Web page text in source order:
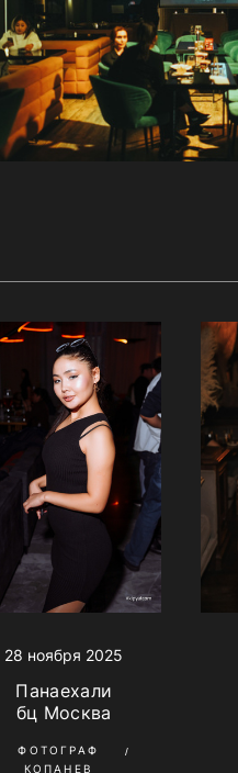
28 ноября 2025
Панаехали
бц Москва
ФОТОГРАФ
КОПАНЕВ